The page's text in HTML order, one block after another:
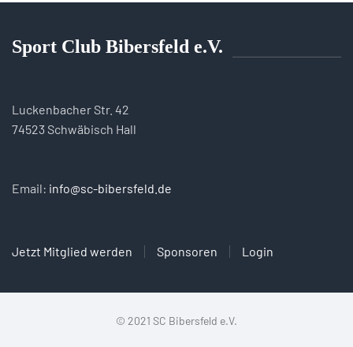
Sport Club Bibersfeld e.V.
Luckenbacher Str. 42
74523 Schwäbisch Hall
Email: info@sc-bibersfeld.de
Jetzt Mitglied werden Sponsoren Login
© 2021 SC Bibersfeld e.V.